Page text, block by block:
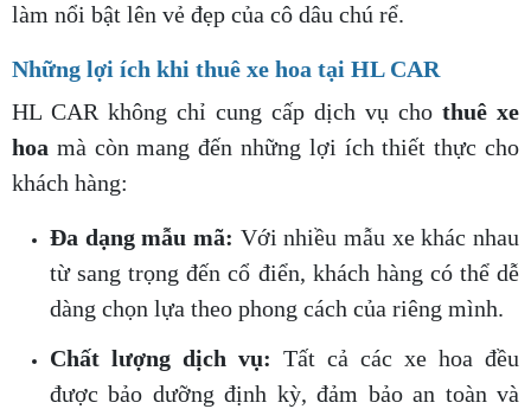
làm nổi bật lên vẻ đẹp của cô dâu chú rể.
Những lợi ích khi thuê xe hoa tại HL CAR
HL CAR không chỉ cung cấp dịch vụ cho thuê xe
hoa mà còn mang đến những lợi ích thiết thực cho
khách hàng:
Đa dạng mẫu mã: Với nhiều mẫu xe khác nhau
từ sang trọng đến cổ điển, khách hàng có thể dễ
dàng chọn lựa theo phong cách của riêng mình.
Chất lượng dịch vụ: Tất cả các xe hoa đều
được bảo dưỡng định kỳ, đảm bảo an toàn và